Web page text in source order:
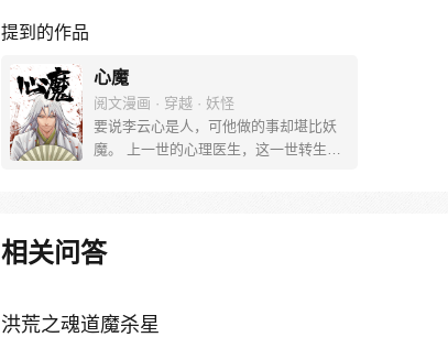
提到的作品
心魔
阅文漫画 · 穿越 · 妖怪
要说李云心是人，可他做的事却堪比妖
魔。 上一世的心理医生，这一世转生为
棋子。 就连拿人魂魄的黑白阎君见了他
也要问一句：食人心魔何处来？ 李云心
相关问答
洪荒之魂道魔杀星